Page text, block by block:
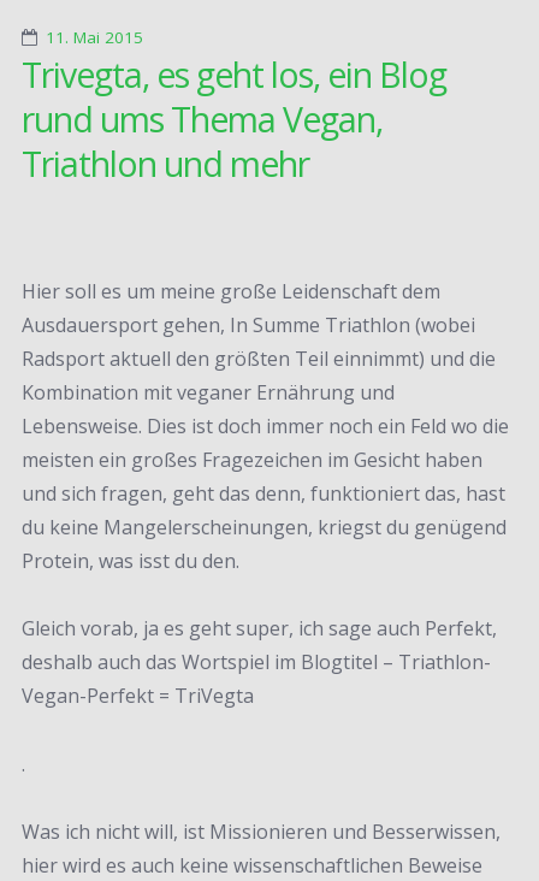
11. Mai 2015
Trivegta, es geht los, ein Blog
rund ums Thema Vegan,
Triathlon und mehr
Hier soll es um meine große Leidenschaft dem
Ausdauersport gehen, In Summe Triathlon (wobei
Radsport aktuell den größten Teil einnimmt) und die
Kombination mit veganer Ernährung und
Lebensweise. Dies ist doch immer noch ein Feld wo die
meisten ein großes Fragezeichen im Gesicht haben
und sich fragen, geht das denn, funktioniert das, hast
du keine Mangelerscheinungen, kriegst du genügend
Protein, was isst du den.
Gleich vorab, ja es geht super, ich sage auch Perfekt,
deshalb auch das Wortspiel im Blogtitel – Triathlon-
Vegan-Perfekt = TriVegta
.
Was ich nicht will, ist Missionieren und Besserwissen,
hier wird es auch keine wissenschaftlichen Beweise